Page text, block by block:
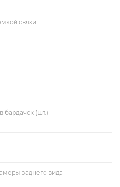
связи
бардачок (шт.)
заднего вида